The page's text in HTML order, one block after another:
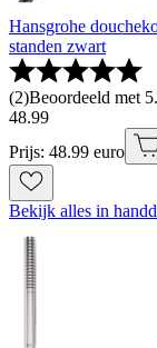
Hansgrohe
standen zwart
(2)Beoordeeld met
48.99
Prijs: 48.99 euro
Bekijk alles in